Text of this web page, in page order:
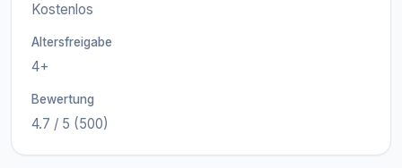
Kostenlos
Altersfreigabe
4+
Bewertung
4.7 / 5 (500)